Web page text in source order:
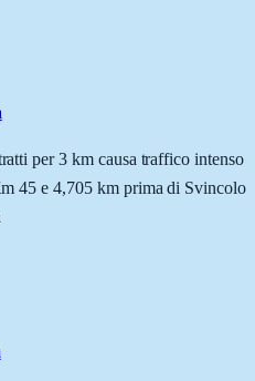
per 3 km causa traffico intenso
45 e 4,705 km prima di Svincolo